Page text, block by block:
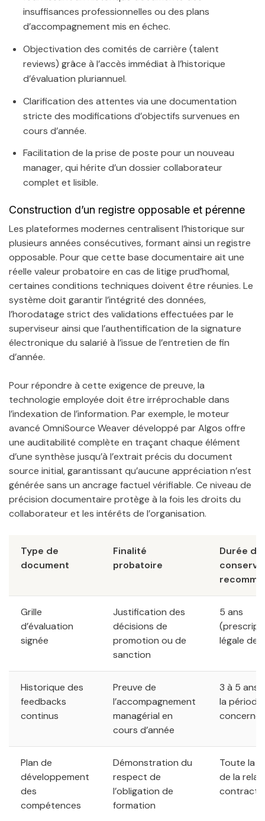
insuffisances professionnelles ou des plans
d’accompagnement mis en échec.
Objectivation des comités de carrière (talent
reviews) grâce à l’accès immédiat à l’historique
d’évaluation pluriannuel.
Clarification des attentes via une documentation
stricte des modifications d’objectifs survenues en
cours d’année.
Facilitation de la prise de poste pour un nouveau
manager, qui hérite d’un dossier collaborateur
complet et lisible.
Construction d’un registre opposable et pérenne
Les plateformes modernes centralisent l’historique sur
plusieurs années consécutives, formant ainsi un registre
opposable. Pour que cette base documentaire ait une
réelle valeur probatoire en cas de litige prud’homal,
certaines conditions techniques doivent être réunies. Le
système doit garantir l’intégrité des données,
l’horodatage strict des validations effectuées par le
superviseur ainsi que l’authentification de la signature
électronique du salarié à l’issue de l’entretien de fin
d’année.
Pour répondre à cette exigence de preuve, la
technologie employée doit être irréprochable dans
l’indexation de l’information. Par exemple, le moteur
avancé OmniSource Weaver développé par Algos offre
une auditabilité complète en traçant chaque élément
d’une synthèse jusqu’à l’extrait précis du document
source initial, garantissant qu’aucune appréciation n’est
générée sans un ancrage factuel vérifiable. Ce niveau de
précision documentaire protège à la fois les droits du
collaborateur et les intérêts de l’organisation.
Type de
document
Finalité
probatoire
Durée de
Grille
d’évaluation
signée
Justification des
décisions de
promotion ou de
sanction
5 ans
légale de
Historique des
feedbacks
continus
Preuve de
l’accompagnement
managérial en
cours d’année
3 à 5 ans
la période
Plan de
développement
des
compétences
Démonstration du
respect de
l’obligation de
formation
Toute la
de la